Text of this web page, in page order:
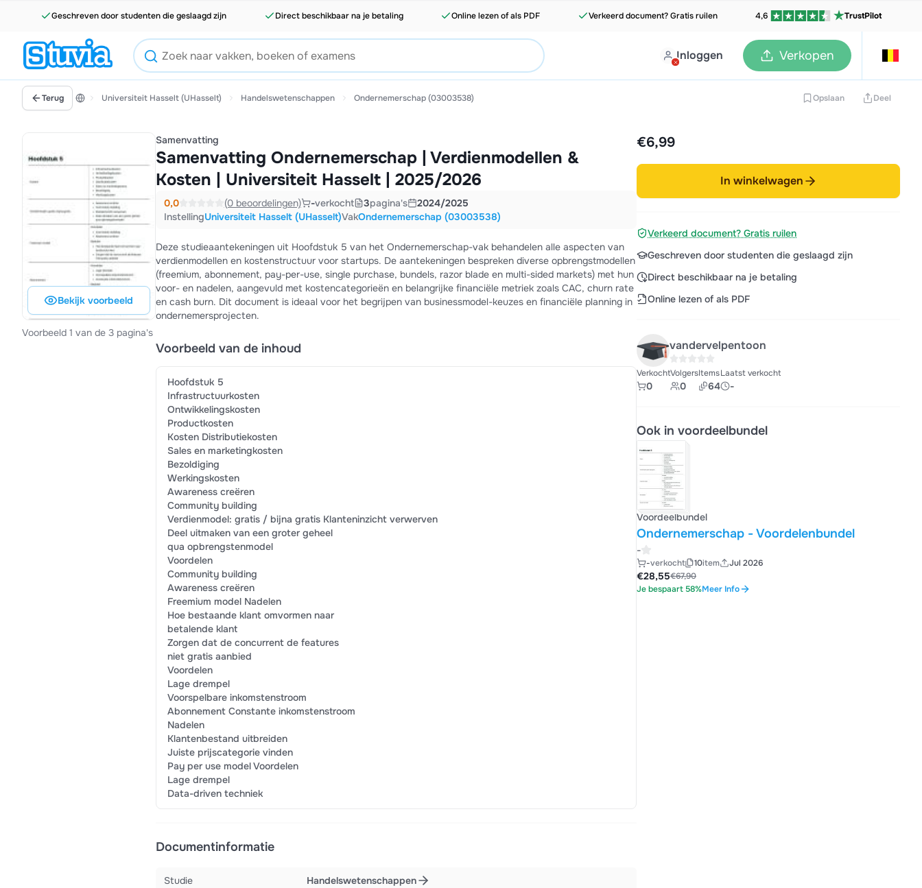
Geschreven door studenten die geslaagd zijn Direct beschikbaar na je betaling Online lezen of als PDF Verkeerd document? Gratis ruilen 4,6 TrustPilot
Inloggen Verkopen
Terug Universiteit Hasselt (UHasselt) Handelswetenschappen Ondernemerschap (03003538) Opslaan Deel
Bekijk voorbeeld
Voorbeeld 1 van de 3 pagina's
Samenvatting
Samenvatting Ondernemerschap | Verdienmodellen &
Kosten | Universiteit Hasselt | 2025/2026
0,0 (0 beoordelingen) -verkocht 3pagina's
2024/2025
InstellingUniversiteit Hasselt (UHasselt)VakOndernemerschap (03003538)
Deze studieaantekeningen uit Hoofdstuk 5 van het Ondernemerschap-vak behandelen alle aspecten van
verdienmodellen en kostenstructuur voor startups. De aantekeningen bespreken diverse opbrengstmodellen
(freemium, abonnement, pay-per-use, single purchase, bundels, razor blade en multi-sided markets) met hun
voor- en nadelen, aangevuld met kostencategorieën en belangrijke financiële metriek zoals CAC, churn rate
en cash burn. Dit document is ideaal voor het begrijpen van businessmodel-keuzes en financiële planning in
ondernemersprojecten.
Voorbeeld van de inhoud
Hoofdstuk 5
Infrastructuurkosten
Ontwikkelingskosten
Productkosten
Kosten Distributiekosten
Sales en marketingkosten
Bezoldiging
Werkingskosten
Awareness creëren
Community building
Verdienmodel: gratis / bijna gratis Klanteninzicht verwerven
Deel uitmaken van een groter geheel
qua opbrengstenmodel
Voordelen
Community building
Awareness creëren
Freemium model Nadelen
Hoe bestaande klant omvormen naar
betalende klant
Zorgen dat de concurrent de features
niet gratis aanbied
Voordelen
Lage drempel
Voorspelbare inkomstenstroom
Abonnement Constante inkomstenstroom
Nadelen
Klantenbestand uitbreiden
Juiste prijscategorie vinden
Pay per use model Voordelen
Lage drempel
Data-driven techniek
Documentinformatie
Studie
Handelswetenschappen
€6,99
In winkelwagen
Verkeerd document? Gratis ruilen
Geschreven door studenten die geslaagd zijn
Direct beschikbaar na je betaling
Online lezen of als PDF
vandervelpentoon
Verkocht
0
Volgers
0
Items
64
Laatst verkocht
-
Ook in voordeelbundel
Voordeelbundel
Ondernemerschap - Voordelenbundel
-
-verkocht 10item
Jul 2026
€67,90
€28,55
Je bespaart 58%Meer Info